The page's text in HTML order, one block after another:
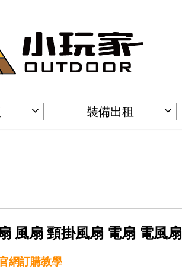
裝備出租
風扇 頸掛風扇 電扇 電風扇
網訂購教學